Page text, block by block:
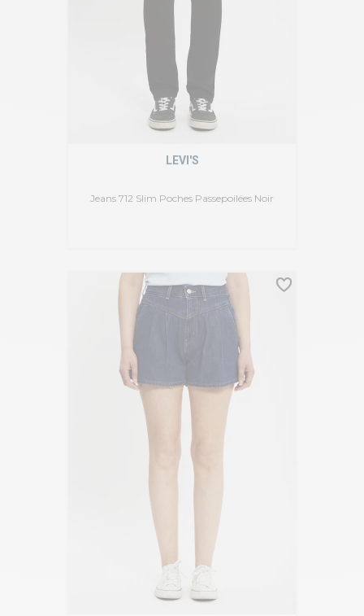
Jeans 712 Slim Poches Passepoilées Noir
LEVI'S